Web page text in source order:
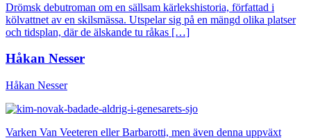
Drömsk debutroman om en sällsam kärlekshistoria, författad i
kölvattnet av en skilsmässa. Utspelar sig på en mängd olika platser
och tidsplan, där de älskande tu råkas […]
Håkan Nesser
Håkan Nesser
Varken Van Veeteren eller Barbarotti, men även denna uppväxt